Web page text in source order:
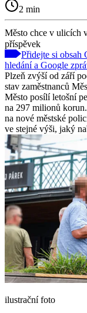
2 min
Město chce v ulicích
příspěvek
Přidejte si obsah
hledání a Google
Plzeň zvýší od září
stav zaměstnanců
Město posílí letošní
na 297 milionů
na nové městské
ve stejné výši, jaký
ilustrační foto